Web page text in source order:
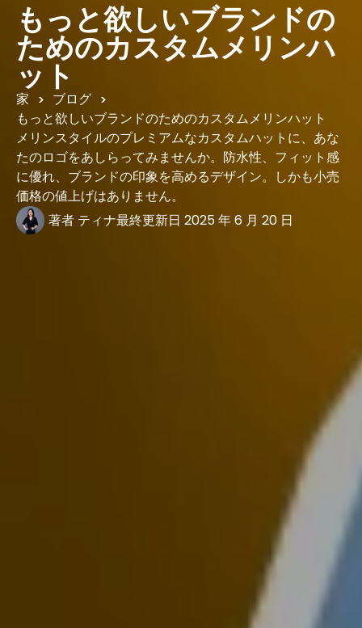
もっと欲しいブランドの
ためのカスタムメリンハ
ット
家 > ブログ >
もっと欲しいブランドのためのカスタムメリンハット
メリンスタイルのプレミアムなカスタムハットに、あな
たのロゴをあしらってみませんか。防水性、フィット感
に優れ、ブランドの印象を高めるデザイン。しかも小売
価格の値上げはありません。
著者 ティナ最終更新日 2025 年 6 月 20 日